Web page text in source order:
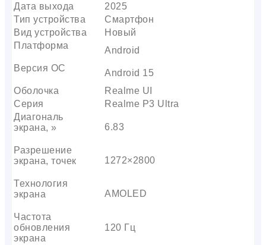
Дата выхода
2025
Тип устройства
Смартфон
Вид устройства
Новый
Платформа
Android
Версия ОС
Android 15
Оболочка
Realme UI
Серия
Realme P3 Ultra
Диагональ
экрана, »
6.83
Разрешение
экрана, точек
1272×2800
Технология
экрана
AMOLED
Частота
обновления
экрана
120 Гц